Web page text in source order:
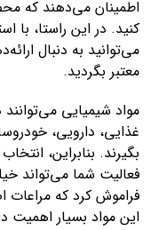
اطمینان می‌دهند که
کنید. در این راستا، با
می‌توانید به دنبال
معتبر بگردید.
مواد شیمیایی
غذایی، دارویی،
بگیرند. بنابراین،
فعالیت شما می‌تواند
فراموش کرد که مراعات
این مواد بسیار اهمیت